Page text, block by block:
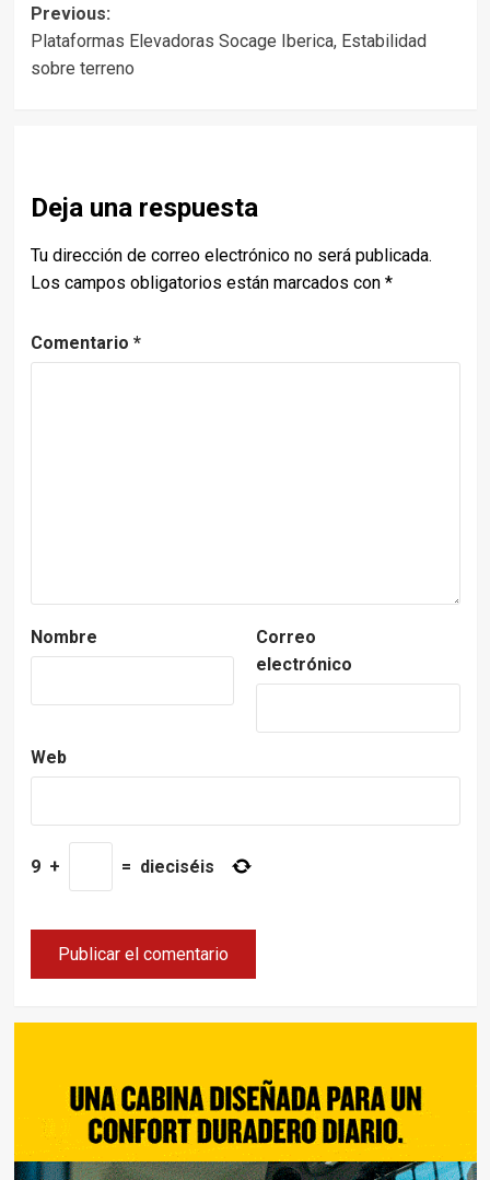
Post
navigation
Previous:
Plataformas Elevadoras Socage Iberica, Estabilidad
sobre terreno
Deja una respuesta
Tu dirección de correo electrónico no será publicada.
Los campos obligatorios están marcados con *
Comentario *
Nombre
Correo
electrónico
Web
9 + = dieciséis